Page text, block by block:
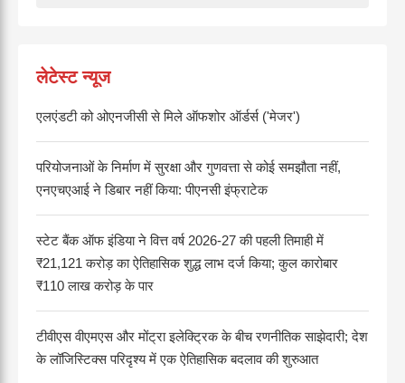
लेटेस्ट न्यूज
एलएंडटी को ओएनजीसी से मिले ऑफशोर ऑर्डर्स ('मेजर')
परियोजनाओं के निर्माण में सुरक्षा और गुणवत्ता से कोई समझौता नहीं,
एनएचएआई ने डिबार नहीं किया: पीएनसी इंफ्राटेक
स्टेट बैंक ऑफ इंडिया ने वित्त वर्ष 2026-27 की पहली तिमाही में
₹21,121 करोड़ का ऐतिहासिक शुद्ध लाभ दर्ज किया; कुल कारोबार
₹110 लाख करोड़ के पार
टीवीएस वीएमएस और मोंट्रा इलेक्ट्रिक के बीच रणनीतिक साझेदारी; देश
के लॉजिस्टिक्स परिदृश्य में एक ऐतिहासिक बदलाव की शुरुआत